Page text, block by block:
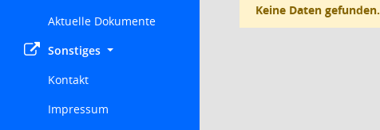
Aktuelle Dokumente
Sonstiges
Kontakt
Impressum
Keine Daten gefunden.